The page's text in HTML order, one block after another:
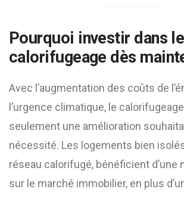
Pourquoi investir dans le
calorifugeage dès
Avec l’augmentation des coûts de
l’urgence climatique, le calorifugeage
seulement une amélioration
nécessité. Les logements bien
réseau calorifugé, bénéficient d’une
sur le marché immobilier, en plus